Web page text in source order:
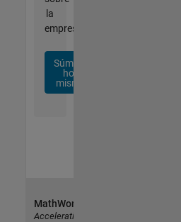
la
empresa.
Súmese
hoy
mismo
MathWorks
Accelerating